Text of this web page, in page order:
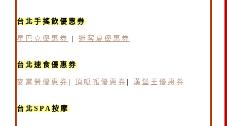
台北手搖飲優惠券
星巴克優惠券 | 迷客夏優惠券
台北速食優惠券
麥當勞優惠券 頂呱呱優惠券 漢堡王優惠券
台北SPA按摩